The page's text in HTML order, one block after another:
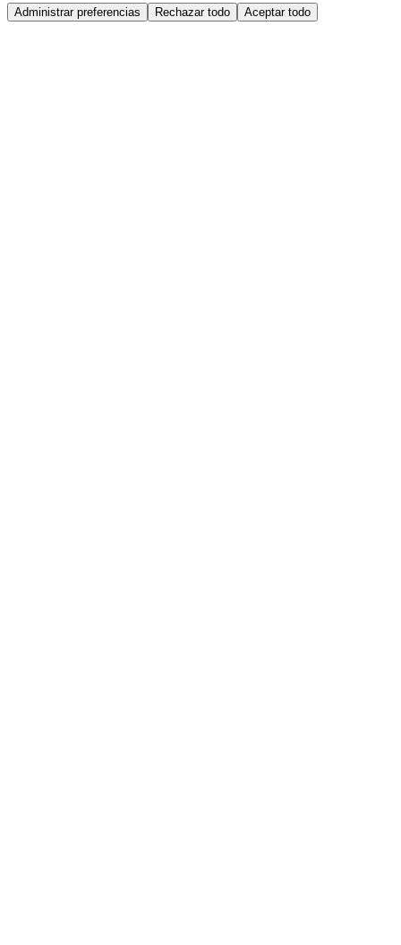
Administrar preferencias Rechazar todo Aceptar todo